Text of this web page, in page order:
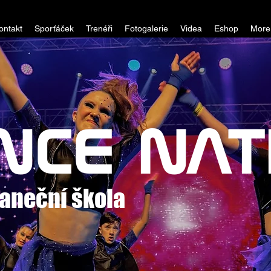
Sporťáček Trenéři Fotogalerie Videa Eshop More
škola